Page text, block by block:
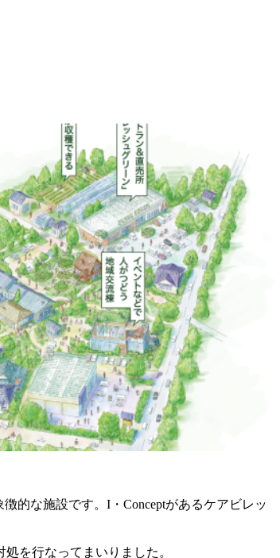
的な施設です。I・Conceptがあるケアビレッ
を行なってまいりました。